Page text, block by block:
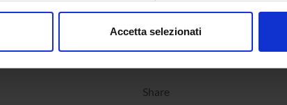
in qualsiasi momento dalla Dichiarazione sui cookie.
Accetta selezionati
Share